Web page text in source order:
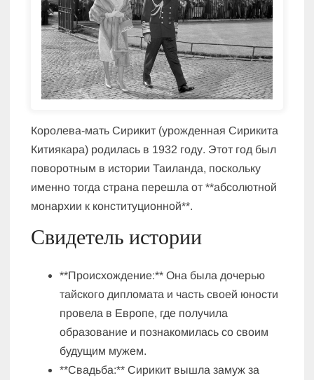
Королева-мать Сирикит (урожденная Сирикита
Китиякара) родилась в 1932 году. Этот год был
поворотным в истории Таиланда, поскольку
именно тогда страна перешла от **абсолютной
монархии к конституционной**.
Свидетель истории
**Происхождение:** Она была дочерью
тайского дипломата и часть своей юности
провела в Европе, где получила
образование и познакомилась со своим
будущим мужем.
**Свадьба:** Сирикит вышла замуж за